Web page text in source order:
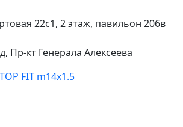
22с1, 2 этаж, павильон 206в
Пр-кт Генерала Алексеева
FIT m14x1.5